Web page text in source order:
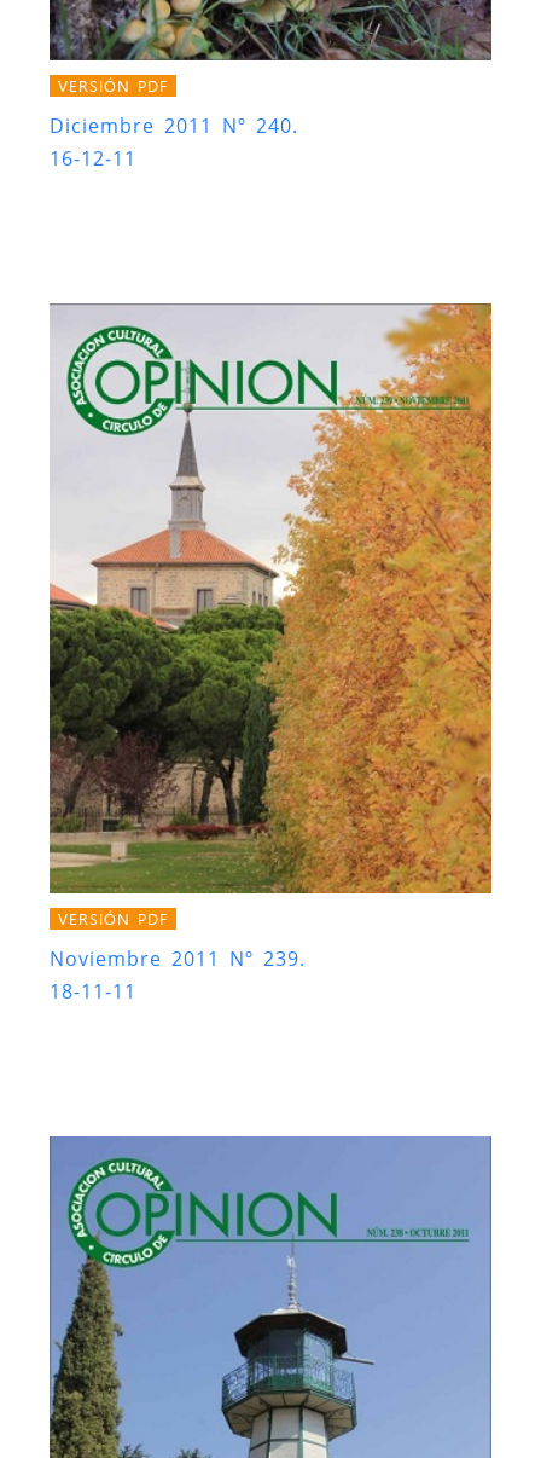
VERSIÓN PDF
Diciembre 2011 Nº 240.
16-12-11
VERSIÓN PDF
Noviembre 2011 Nº 239.
18-11-11